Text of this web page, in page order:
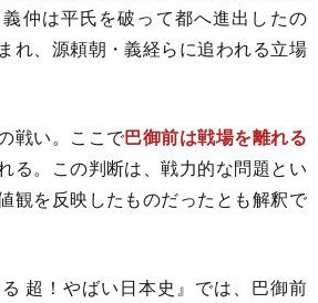
義仲は平氏を破って都へ進出したの
れ、源頼朝・義経らに追われる立場
戦い。ここで巴御前は戦場を離れる
る。この判断は、戦力的な問題とい
観を反映したものだったとも解釈で
超！やばい日本史』では、巴御前